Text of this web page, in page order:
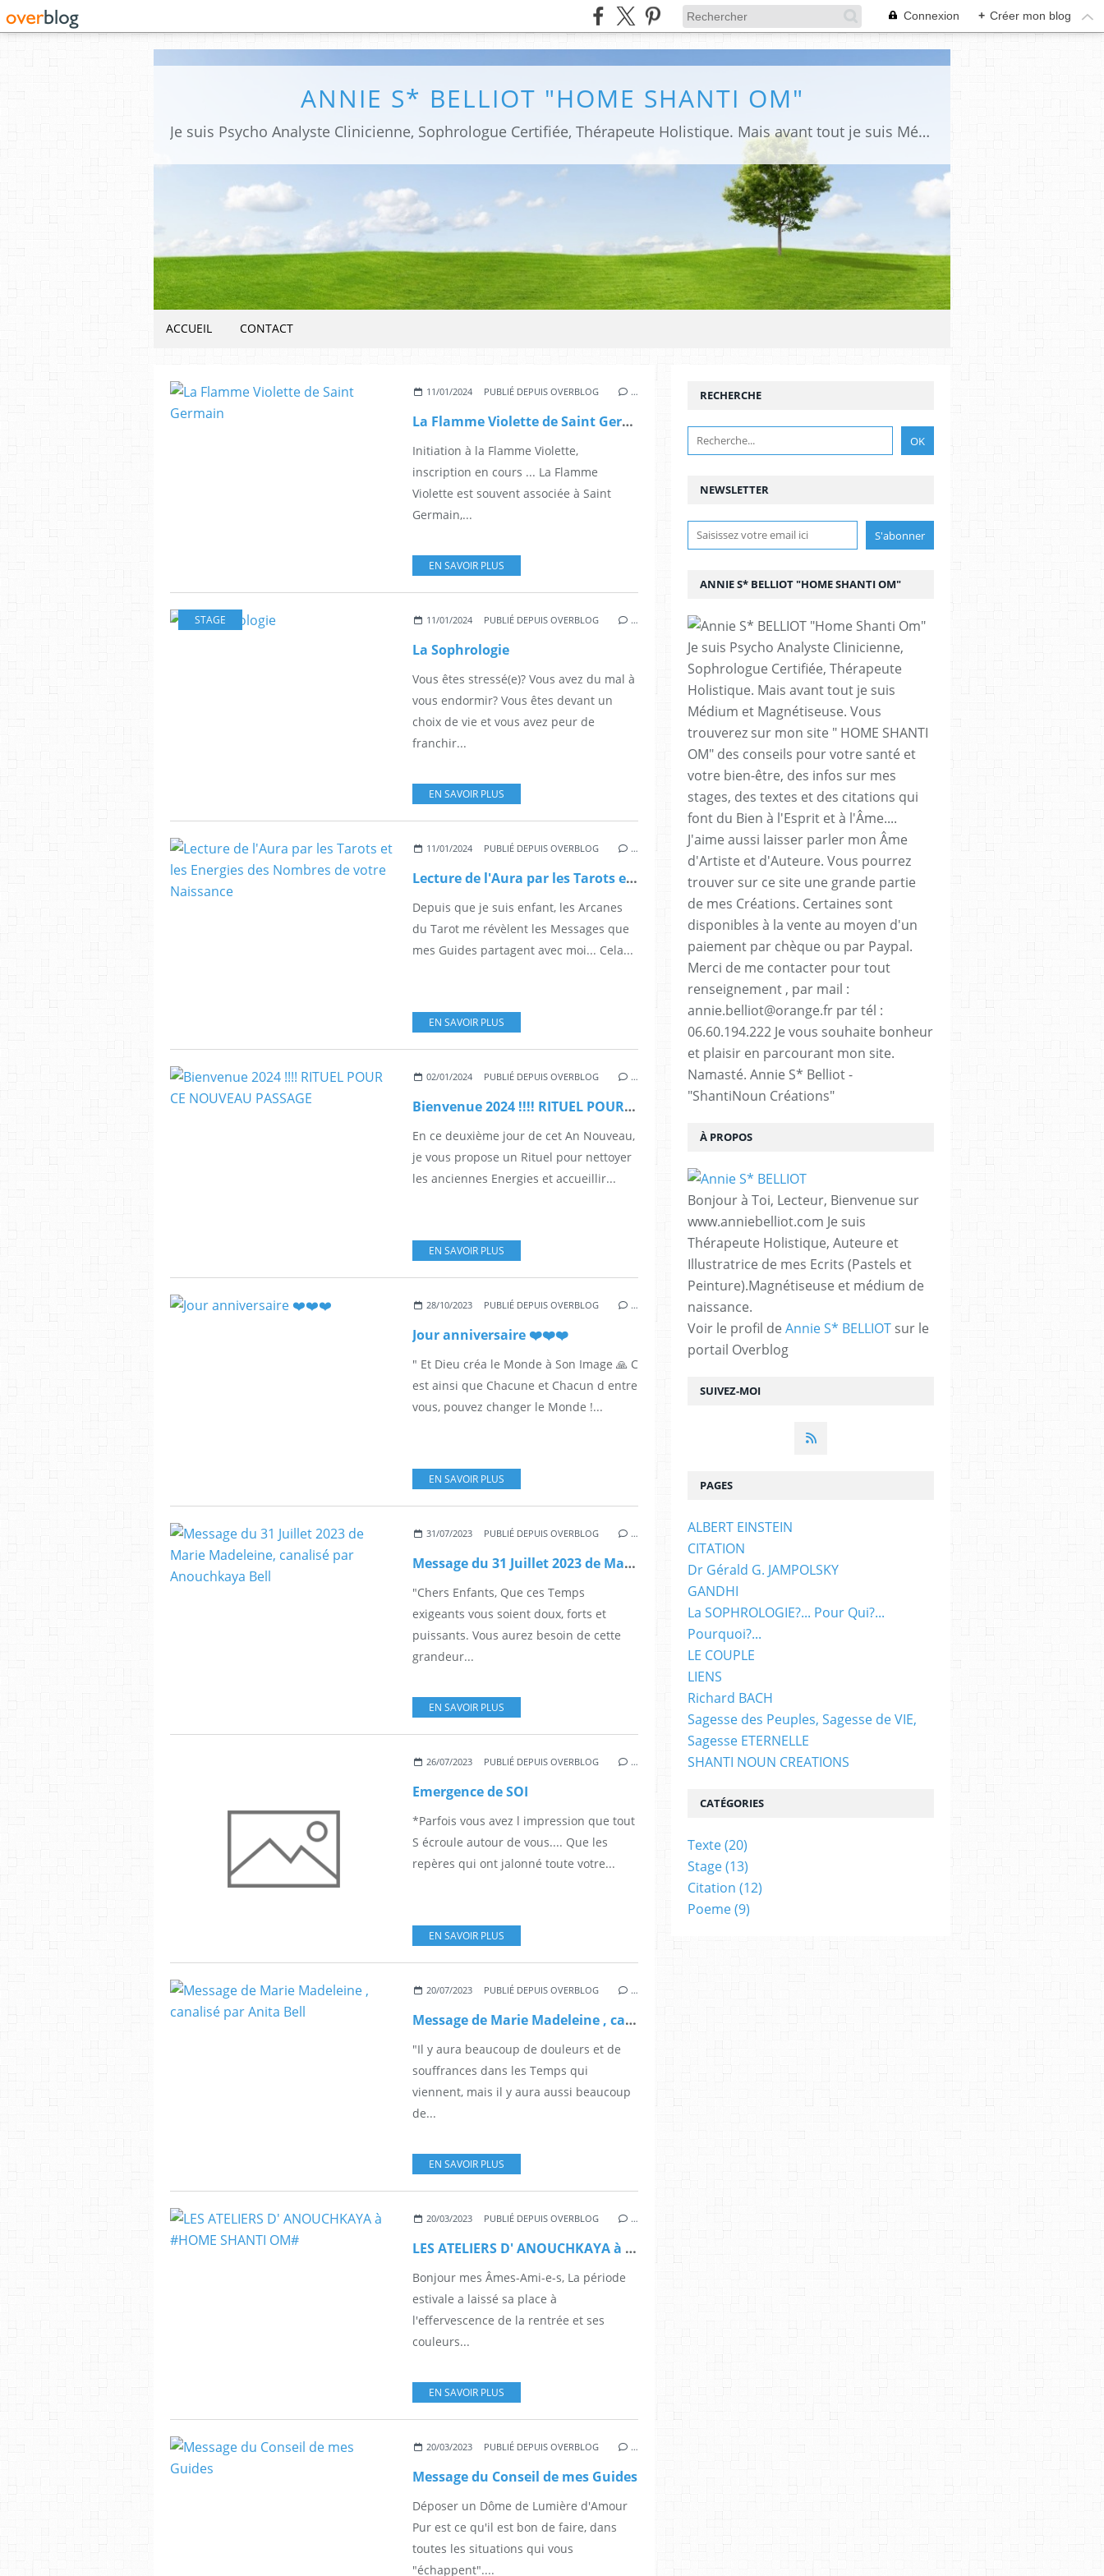
Connexion + Créer mon blog
ANNIE S* BELLIOT "HOME SHANTI OM"
Je suis Psycho Analyste Clinicienne, Sophrologue Certifiée, Thérapeute Holistique. Mais avant tout je suis Médium et Magnétiseuse. Vous trouverez sur mon site " HOME SHANTI OM" des conseils pour votre santé et votre bien-être, des infos sur mes stages, des textes et des citations qui font du Bien à l'Esprit et à l'Âme.... J'aime aussi laisser parler mon Âme d'Artiste et d'Auteure. Vous pourrez trouver sur ce site une grande partie de mes Créations. Certaines sont disponibles à la vente au moyen d'un paiement par chèque ou par Paypal. Merci de me contacter pour tout renseignement , par mail : annie.belliot@orange.fr par tél : 06.60.194.222 Je vous souhaite bonheur et plaisir en parcourant mon site. Namasté. Annie S* Belliot - "ShantiNoun Créations"
ACCUEIL CONTACT
11/01/2024 PUBLIÉ DEPUIS OVERBLOG …
La Flamme Violette de Saint Germain
Initiation à la Flamme Violette,
inscription en cours ... La Flamme
Violette est souvent associée à Saint
Germain,...
EN SAVOIR PLUS
STAGE 11/01/2024 PUBLIÉ DEPUIS OVERBLOG …
La Sophrologie
Vous êtes stressé(e)? Vous avez du mal à
vous endormir? Vous êtes devant un
choix de vie et vous avez peur de
franchir...
EN SAVOIR PLUS
11/01/2024 PUBLIÉ DEPUIS OVERBLOG …
Lecture de l'Aura par les Tarots et les Energies des Nombres de votre Naissance
Depuis que je suis enfant, les Arcanes
du Tarot me révèlent les Messages que
mes Guides partagent avec moi... Cela...
EN SAVOIR PLUS
02/01/2024 PUBLIÉ DEPUIS OVERBLOG …
Bienvenue 2024 !!!! RITUEL POUR CE NOUVEAU PASSAGE
En ce deuxième jour de cet An Nouveau,
je vous propose un Rituel pour nettoyer
les anciennes Energies et accueillir...
EN SAVOIR PLUS
28/10/2023 PUBLIÉ DEPUIS OVERBLOG …
Jour anniversaire ❤️❤️❤️
" Et Dieu créa le Monde à Son Image 🙏 C
est ainsi que Chacune et Chacun d entre
vous, pouvez changer le Monde !...
EN SAVOIR PLUS
31/07/2023 PUBLIÉ DEPUIS OVERBLOG …
Message du 31 Juillet 2023 de Marie Madeleine, canalisé par Anouchkaya Bell
"Chers Enfants, Que ces Temps
exigeants vous soient doux, forts et
puissants. Vous aurez besoin de cette
grandeur...
EN SAVOIR PLUS
26/07/2023 PUBLIÉ DEPUIS OVERBLOG …
Emergence de SOI
*Parfois vous avez l impression que tout
S écroule autour de vous.... Que les
repères qui ont jalonné toute votre...
EN SAVOIR PLUS
20/07/2023 PUBLIÉ DEPUIS OVERBLOG …
Message de Marie Madeleine , canalisé par Anita Bell
"Il y aura beaucoup de douleurs et de
souffrances dans les Temps qui
viennent, mais il y aura aussi beaucoup
de...
EN SAVOIR PLUS
20/03/2023 PUBLIÉ DEPUIS OVERBLOG …
LES ATELIERS D' ANOUCHKAYA à #HOME SHANTI OM#
Bonjour mes Âmes-Ami-e-s, La période
estivale a laissé sa place à
l'effervescence de la rentrée et ses
couleurs...
EN SAVOIR PLUS
20/03/2023 PUBLIÉ DEPUIS OVERBLOG …
Message du Conseil de mes Guides
Déposer un Dôme de Lumière d'Amour
Pur est ce qu'il est bon de faire, dans
toutes les situations qui vous
"échappent"....
NEWSLETTER
SUIVEZ-MOI
RECHERCHE
ANNIE S* BELLIOT "HOME SHANTI OM"
Je suis Psycho Analyste Clinicienne,
Sophrologue Certifiée, Thérapeute
Holistique. Mais avant tout je suis
Médium et Magnétiseuse. Vous
trouverez sur mon site " HOME SHANTI
OM" des conseils pour votre santé et
votre bien-être, des infos sur mes
stages, des textes et des citations qui
font du Bien à l'Esprit et à l'Âme....
J'aime aussi laisser parler mon Âme
d'Artiste et d'Auteure. Vous pourrez
trouver sur ce site une grande partie
de mes Créations. Certaines sont
disponibles à la vente au moyen d'un
paiement par chèque ou par Paypal.
Merci de me contacter pour tout
renseignement , par mail :
annie.belliot@orange.fr par tél :
06.60.194.222 Je vous souhaite bonheur
et plaisir en parcourant mon site.
Namasté. Annie S* Belliot -
"ShantiNoun Créations"
À PROPOS
Bonjour à Toi, Lecteur, Bienvenue sur
www.anniebelliot.com Je suis
Thérapeute Holistique, Auteure et
Illustratrice de mes Ecrits (Pastels et
Peinture).Magnétiseuse et médium de
naissance.
Voir le profil de Annie S* BELLIOT sur le
portail Overblog
PAGES
ALBERT EINSTEIN
CITATION
Dr Gérald G. JAMPOLSKY
GANDHI
La SOPHROLOGIE?... Pour Qui?...
Pourquoi?...
LE COUPLE
LIENS
Richard BACH
Sagesse des Peuples, Sagesse de VIE,
Sagesse ETERNELLE
SHANTI NOUN CREATIONS
CATÉGORIES
Texte(20)
Stage(13)
Citation (12)
Poeme(9)